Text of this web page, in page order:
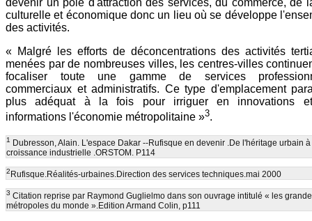
devenir un pôle d'attraction des services, du commerce, de
culturelle et économique donc un lieu où se développe
des activités.
« Malgré les efforts de déconcentrations des activités
menées par de nombreuses villes, les centres-villes
focaliser toute une gamme de services
commerciaux et administratifs. Ce type d'emplacement
plus adéquat à la fois pour irriguer en innovations
informations l'économie métropolitaine »3.
1 Dubresson, Alain. L'espace Dakar --Rufisque en devenir .De l'héritage urbain
croissance industrielle .ORSTOM. P114
2Rufisque.Réalités-urbaines.Direction des services techniques.mai 2000
3 Citation reprise par Raymond Guglielmo dans son ouvrage intitulé « les
métropoles du monde ».Edition Armand Colin, p111